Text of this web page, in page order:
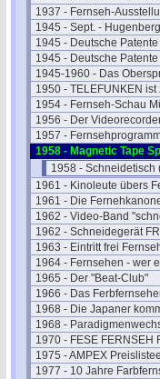
1937 - Fernseh-
1945 - Sept. -
1945 - Deutsche Patente
1945 - Deutsche Patente II
1945-1960 - Das
1950 - TELEFUNKEN ist
1954 - Fernseh-Schau
1956 - Der
1957 -
1958 - Magnetic Tape
1958 - Schneidetisch
1961 - Kinoleute übers
1961 - Die
1962 - Video-Band
1962 - Schneidegerät
1963 - Eintritt frei
1964 - Fernsehen - wer
1965 - Der "Beat-Club"
1966 - Das
1968 - Die Japaner
1968 -
1970 - FESE FERNSEH
1975 - AMPEX Preislistee
1977 - 10 Jahre